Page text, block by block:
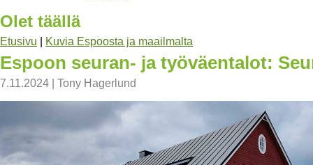
Olet täällä
Etusivu Kuvia Espoosta ja maailmalta
Espoon seuran- ja työväentalot:
7.11.2024 Tony Hagerlund